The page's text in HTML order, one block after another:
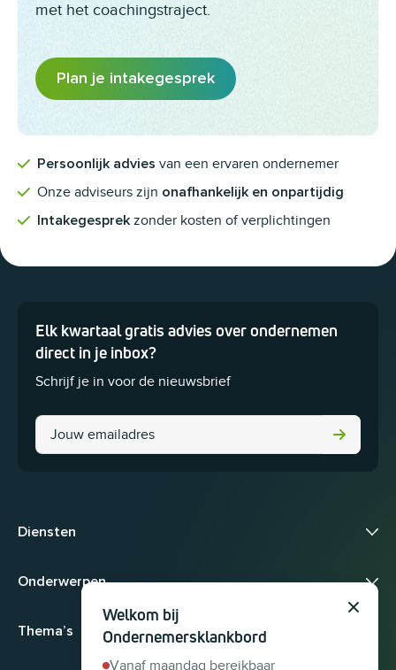
met het coachingstraject.
Plan je intakegesprek
Persoonlijk advies van een ervaren ondernemer
Onze adviseurs zijn onafhankelijk en onpartijdig
Intakegesprek zonder kosten of verplichtingen
Elk kwartaal gratis advies over ondernemen
direct in je inbox?
Schrijf je in voor de nieuwsbrief
Instagram
Dit veld is bedoeld voor validatiedoeleinden en moet niet worden
Diensten
Onderwerpen
Thema’s
Welkom bij
Ondernemersklankbord
Vanaf maandag bereikbaar
Sluit